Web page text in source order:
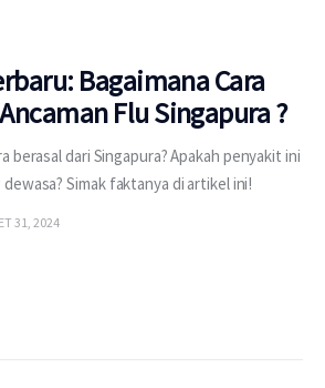
Bagaimana Cara
Flu Singapura ?
berasal dari Singapura? Apakah penyakit ini
Simak faktanya di artikel ini!
31, 2024